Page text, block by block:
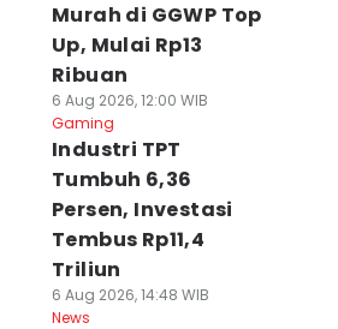
Murah di GGWP Top
Up, Mulai Rp13
Ribuan
6 Aug 2026, 12:00 WIB
Gaming
Industri TPT
Tumbuh 6,36
Persen, Investasi
Tembus Rp11,4
Triliun
6 Aug 2026, 14:48 WIB
News